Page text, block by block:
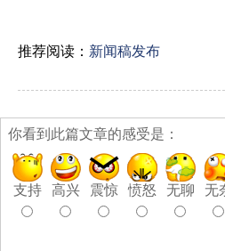
推荐阅读： 新闻稿发布
你看到此篇文章的感受是：
支持 高兴 震惊 愤怒 无聊 无